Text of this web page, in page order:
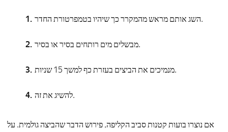
השג אותם מראש מהמקרר כך שיהיו בטמפרטורת החדר.
מבשלים מים רותחים בסיר או בסיר.
מנמיכים את הביצים בעזרת כף למשך 15 שניות.
להשיג את זה.
אם נוצרו בועות קטנות סביב הקליפה, פירוש הדבר שהביצה גולמית. על